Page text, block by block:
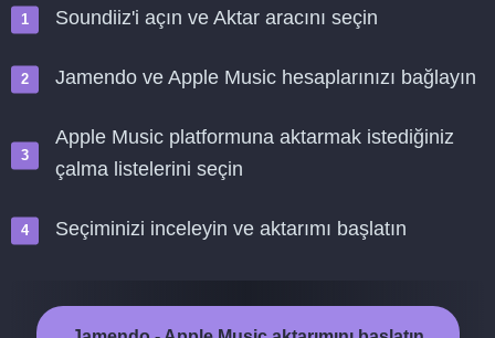
Soundiiz'i açın ve Aktar aracını seçin
Jamendo ve Apple Music hesaplarınızı bağlayın
Apple Music platformuna aktarmak istediğiniz
çalma listelerini seçin
Seçiminizi inceleyin ve aktarımı başlatın